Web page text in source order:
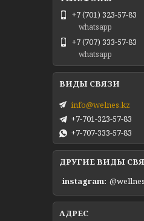
+7 (701) 323-57-83
whatsapp
+7 (707) 333-57-83
whatsapp
info@welnes.kz
+7-701-323-57-83
+7-707-333-57-83
ДРУГИЕ ВИДЫ
instagram